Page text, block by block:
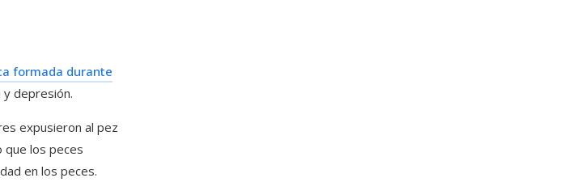
formada durante
y depresión.
expusieron al pez
que los peces
en los peces.